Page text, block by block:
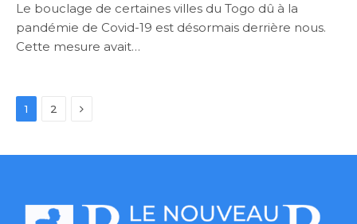
Le bouclage de certaines villes du Togo dû à la
pandémie de Covid-19 est désormais derrière nous.
Cette mesure avait…
1 2 Next